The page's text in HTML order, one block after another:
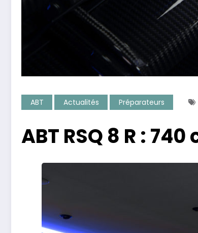
ABT Actualités Préparateurs
ABT RSQ 8 R :